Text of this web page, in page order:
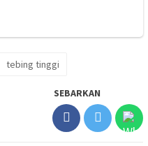
tebing tinggi
SEBARKAN